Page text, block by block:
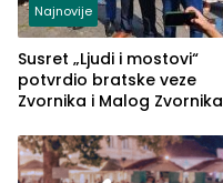
Najnovije
Susret „Ljudi i mostovi“
potvrdio bratske veze
Zvornika i Malog Zvornika